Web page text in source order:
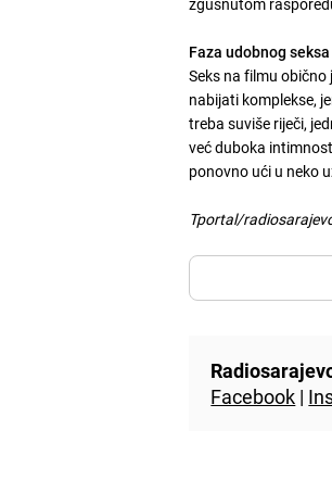
Faza udobnog seksa
Seks na filmu
nabijati komplekse,
treba suviše riječi,
već duboka
ponovno ući u neko
Tportal/
Facebook |